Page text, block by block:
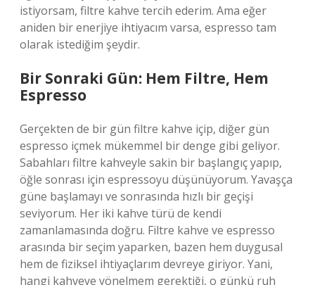
istiyorsam, filtre kahve tercih ederim. Ama eğer
aniden bir enerjiye ihtiyacım varsa, espresso tam
olarak istediğim şeydir.
Bir Sonraki Gün: Hem Filtre, Hem
Espresso
Gerçekten de bir gün filtre kahve içip, diğer gün
espresso içmek mükemmel bir denge gibi geliyor.
Sabahları filtre kahveyle sakin bir başlangıç yapıp,
öğle sonrası için espressoyu düşünüyorum. Yavaşça
güne başlamayı ve sonrasında hızlı bir geçişi
seviyorum. Her iki kahve türü de kendi
zamanlamasında doğru. Filtre kahve ve espresso
arasında bir seçim yaparken, bazen hem duygusal
hem de fiziksel ihtiyaçlarım devreye giriyor. Yani,
hangi kahveye yönelmem gerektiği, o günkü ruh